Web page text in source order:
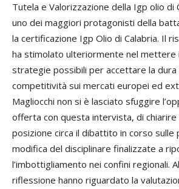
Tutela e Valorizzazione della Igp olio di
uno dei maggiori protagonisti della
la certificazione Igp Olio di Calabria. Il
ha stimolato ulteriormente nel
strategie possibili per accettare la dura
competitività sui mercati europei ed
Magliocchi non si è lasciato sfuggire
offerta con questa intervista, di chiarire
posizione circa il dibattito in corso sulle
modifica del disciplinare finalizzate a
l’imbottigliamento nei confini regionali.
riflessione hanno riguardato la